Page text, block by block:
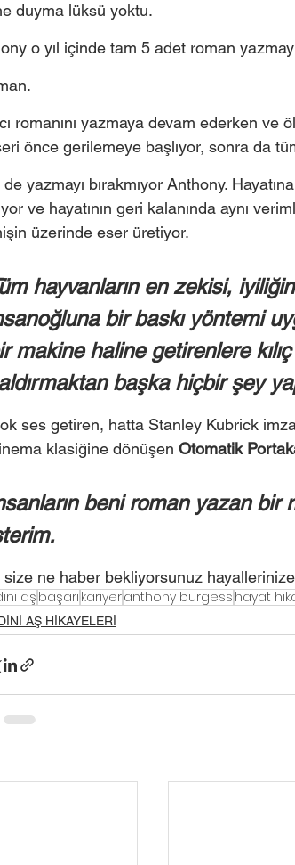
duyma lüksü yoktu.
o yıl içinde tam 5 adet roman
romanını yazmaya devam ederken ve
önce gerilemeye başlıyor, sonra da
yazmayı bırakmıyor Anthony.
ve hayatının geri kalanında aynı
üzerinde eser üretiyor.
hayvanların en zekisi,
bir baskı yöntemi
makine haline getirenlere
başka hiçbir şey
ses getiren, hatta Stanley Kubrick
klasiğine dönüşen Otomatik
beni roman yazan
size ne haber bekliyorsunuz
aş başarı kariyeranthony burgess hayat
AŞ HİKAYELERİ